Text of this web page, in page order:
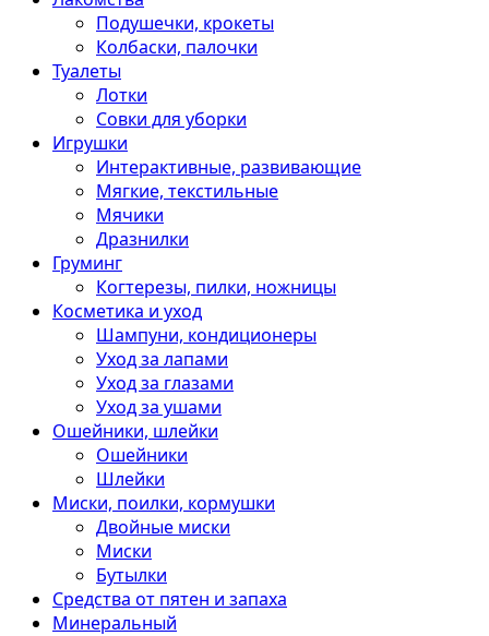
Подушечки, крокеты
Колбаски, палочки
Туалеты
Лотки
Совки для уборки
Игрушки
Интерактивные, развивающие
Мягкие, текстильные
Мячики
Дразнилки
Груминг
Когтерезы, пилки, ножницы
Косметика и уход
Шампуни, кондиционеры
Уход за лапами
Уход за глазами
Уход за ушами
Ошейники, шлейки
Ошейники
Шлейки
Миски, поилки, кормушки
Двойные миски
Миски
Бутылки
Средства от пятен и запаха
Минеральный